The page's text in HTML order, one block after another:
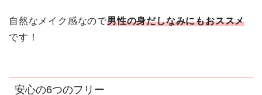
自然なメイク感なので男性の身だしなみにもおススメ
です！
安心の6つのフリー